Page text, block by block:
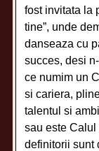
fost invitata la
tine”, unde
danseaza cu
succes, desi
ce numim un
si cariera,
talentul si
sau este Calul
definitorii sunt